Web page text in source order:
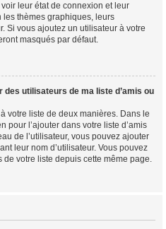
leur état de connexion et leur
thèmes graphiques, leurs
Si vous ajoutez un utilisateur à votre
masqués par défaut.
utilisateurs de ma liste d’amis ou
votre liste de deux manières. Dans le
pour l’ajouter dans votre liste d’amis
de l’utilisateur, vous pouvez ajouter
leur nom d’utilisateur. Vous pouvez
votre liste depuis cette même page.